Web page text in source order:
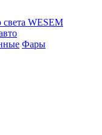
WESEM
Фары